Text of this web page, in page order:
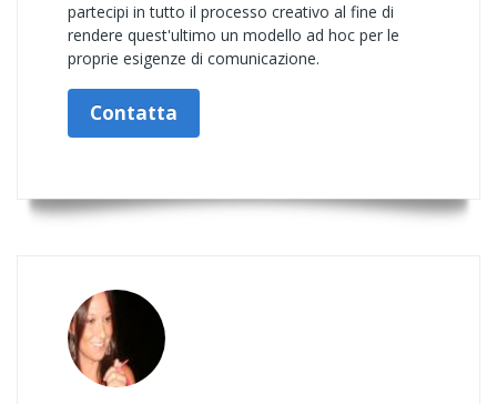
partecipi in tutto il processo creativo al fine di
rendere quest'ultimo un modello ad hoc per le
proprie esigenze di comunicazione.
Contatta